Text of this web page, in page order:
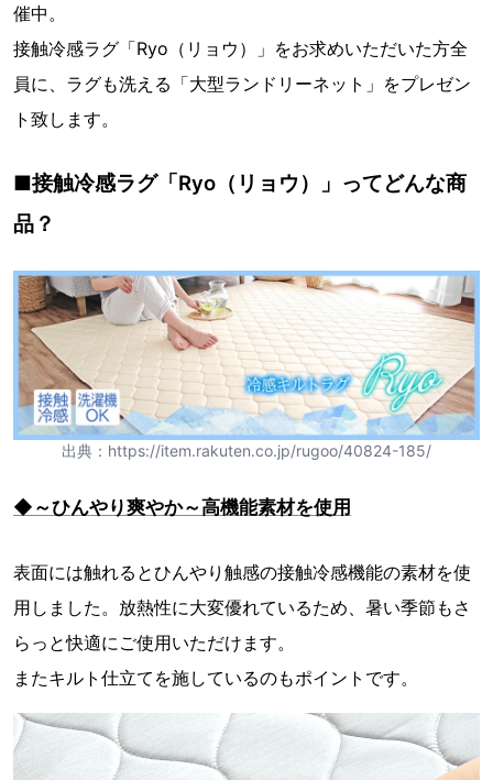
催中。
接触冷感ラグ「Ryo（リョウ）」をお求めいただいた方全
員に、ラグも洗える「大型ランドリーネット」をプレゼン
ト致します。
■接触冷感ラグ「Ryo（リョウ）」ってどんな商
品？
出典：https://item.rakuten.co.jp/rugoo/40824-185/
◆～ひんやり爽やか～高機能素材を使用
表面には触れるとひんやり触感の接触冷感機能の素材を使
用しました。放熱性に大変優れているため、暑い季節もさ
らっと快適にご使用いただけます。
またキルト仕立てを施しているのもポイントです。